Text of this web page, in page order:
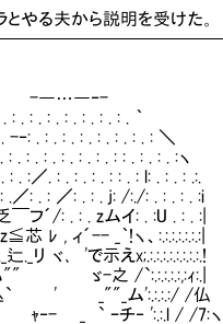
ら説明を受けた
. : . : . ｀
: . : . : . : ＼
: . : : . : . : . :ヽ
: . : . : : . : l: . : . : .:.
: . : . j: /:./: . : . : . :i
: . zムイ: . :U . : . :|
_｀!ヽ、:.:.:.:.:.:.:| や
'で示えx;.:.:.:.:.:.:.:.:.!
之 /`:.:.:.:.:,:ｨ:.|
_""_ム':.:.:.:/ /仏
_ ` ｰチ‐ ':.:.l / /7:ヽ